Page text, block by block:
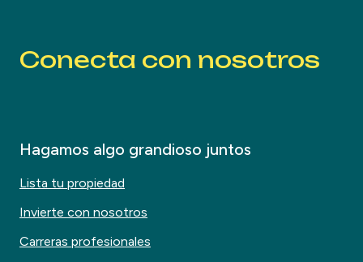
Conecta con nosotros
Hagamos algo grandioso juntos
Lista tu propiedad
Invierte con nosotros
Carreras profesionales